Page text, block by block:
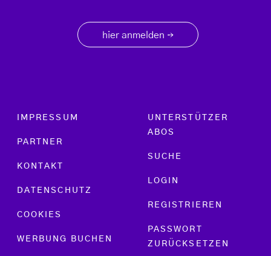
hier anmelden →
Footer menu
IMPRESSUM
PARTNER
KONTAKT
DATENSCHUTZ
COOKIES
WERBUNG BUCHEN
UNTERSTÜTZER
ABOS
SUCHE
LOGIN
REGISTRIEREN
PASSWORT
ZURÜCKSETZEN